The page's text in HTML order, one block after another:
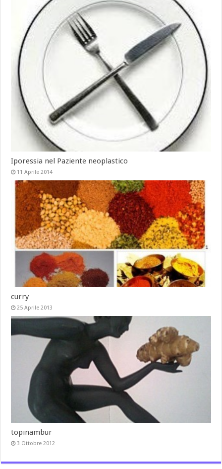
Iporessia nel Paziente neoplastico
11 Aprile 2014
curry
25 Aprile 2013
topinambur
3 Ottobre 2012